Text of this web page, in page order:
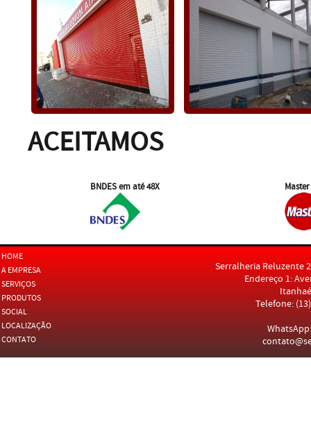
ACEITAMOS
BNDES em até 48X
HOME
A EMPRESA
SERVIÇOS
PRODUTOS
SOCIAL
LOCALIZAÇÃO
CONTATO
Serralheria Reluzente
Endereço 1:
Telefone: